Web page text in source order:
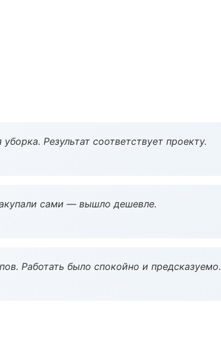
Результат соответствует проекту.
сами — вышло дешевле.
Работать было спокойно и предсказуемо.